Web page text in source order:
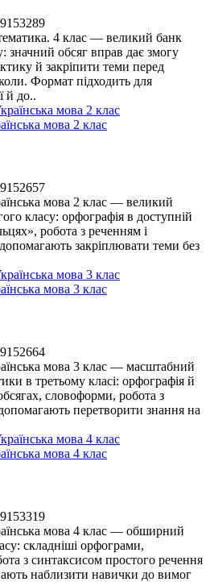
4 клас — великий банк
значний обсяг вправ дає змогу
й закріпити теми перед
Формат підходить для
й до..
мова 2 клас
мова 2 клас — великий
класу: орфографія в доступній
робота з реченням і
закріплювати теми без
мова 3 клас
мова 3 клас — масштабний
в третьому класі: орфографія й
словоформи, робота з
перетворити знання на
мова 4 клас
мова 4 клас — обширний
складніші орфограми,
з синтаксисом простого речення
наблизити навички до вимог